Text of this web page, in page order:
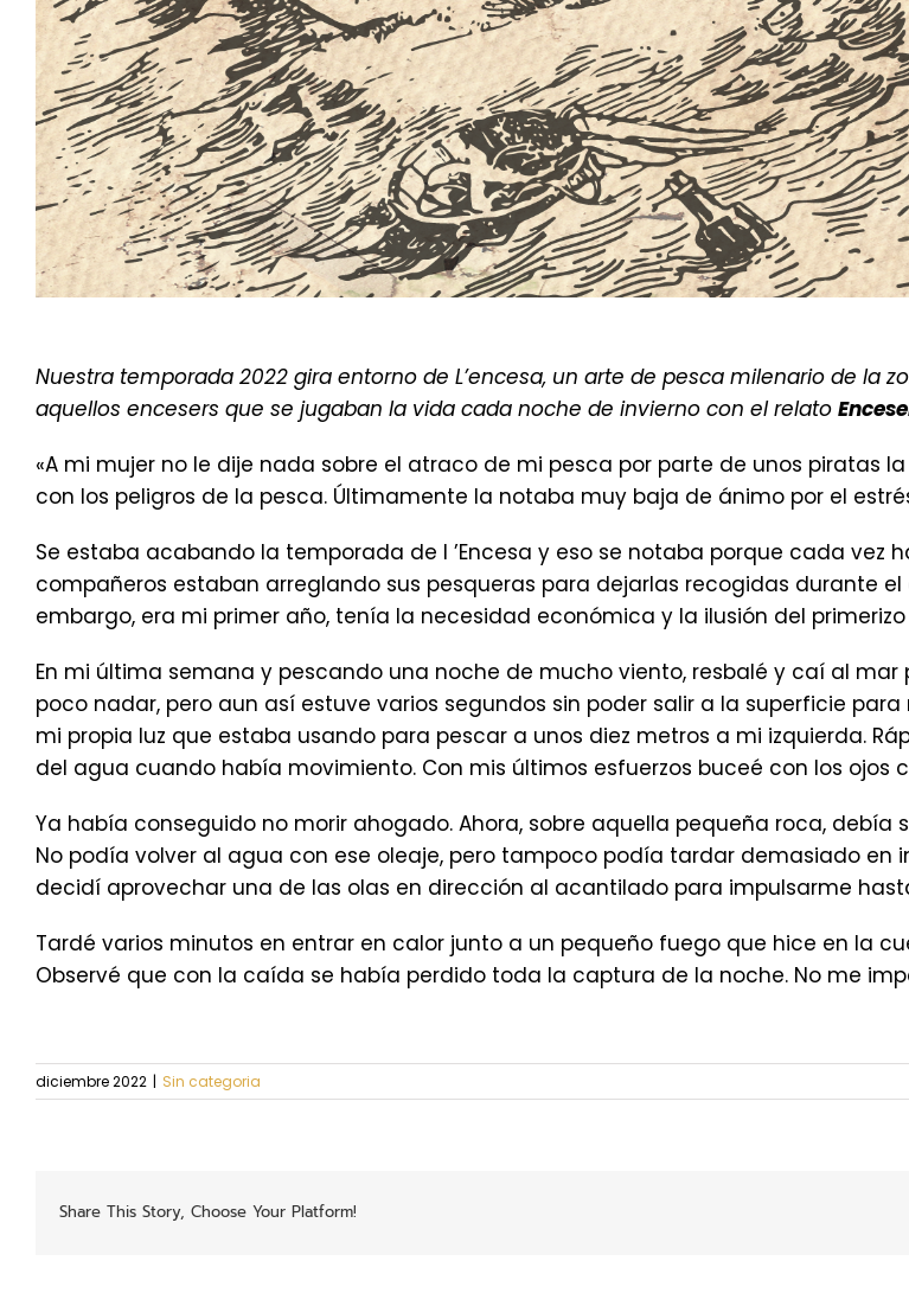
Nuestra temporada 2022 gira entorno de L’encesa, un arte de pesca milenario de la
aquellos encesers que se jugaban la vida cada noche de invierno con el relato
«A mi mujer no le dije nada sobre el atraco de mi pesca por parte de unos piratas
con los peligros de la pesca. Últimamente la notaba muy baja de ánimo por el
Se estaba acabando la temporada de l ’Encesa y eso se notaba porque cada vez
compañeros estaban arreglando sus pesqueras para dejarlas recogidas durante
embargo, era mi primer año, tenía la necesidad económica y la ilusión del
En mi última semana y pescando una noche de mucho viento, resbalé y caí al
poco nadar, pero aun así estuve varios segundos sin poder salir a la superficie
mi propia luz que estaba usando para pescar a unos diez metros a mi izquierda.
del agua cuando había movimiento. Con mis últimos esfuerzos buceé con los ojos
Ya había conseguido no morir ahogado. Ahora, sobre aquella pequeña roca,
No podía volver al agua con ese oleaje, pero tampoco podía tardar demasiado en
decidí aprovechar una de las olas en dirección al acantilado para impulsarme
Tardé varios minutos en entrar en calor junto a un pequeño fuego que hice en la
Observé que con la caída se había perdido toda la captura de la noche. No me
diciembre 2022 | Sin categoria
Share This Story, Choose Your Platform!